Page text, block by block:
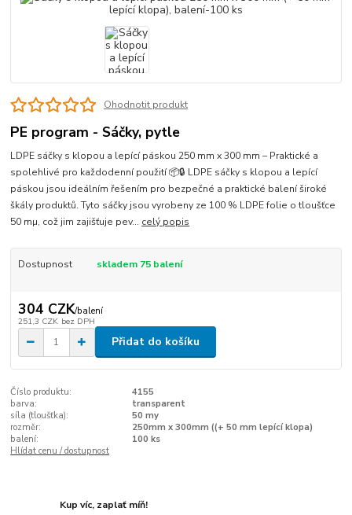
Ohodnotit produkt
PE program - Sáčky, pytle
LDPE sáčky s klopou a lepící páskou 250 mm x 300 mm – Praktické a
spolehlivé pro každodenní použití 📦🔒 LDPE sáčky s klopou a lepící
páskou jsou ideálním řešením pro bezpečné a praktické balení široké
škály produktů. Tyto sáčky jsou vyrobeny ze 100 % LDPE folie o tloušťce
50 mµ, což jim zajišťuje pev... celý popis
Dostupnost skladem 75 balení
304 CZK/balení
251,3 CZK bez DPH
Přidat do košíku
Číslo produktu:
4155
barva:
transparent
síla (tloušťka):
50 my
rozměr:
250mm x 300mm ((+ 50 mm lepící klopa)
balení:
100 ks
Hlídat cenu / dostupnost
Kup víc, zaplať míň!